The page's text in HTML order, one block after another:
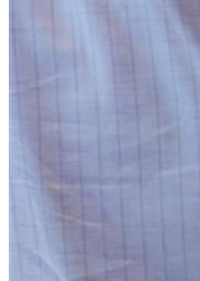
Sıkça Sorulan Sorular